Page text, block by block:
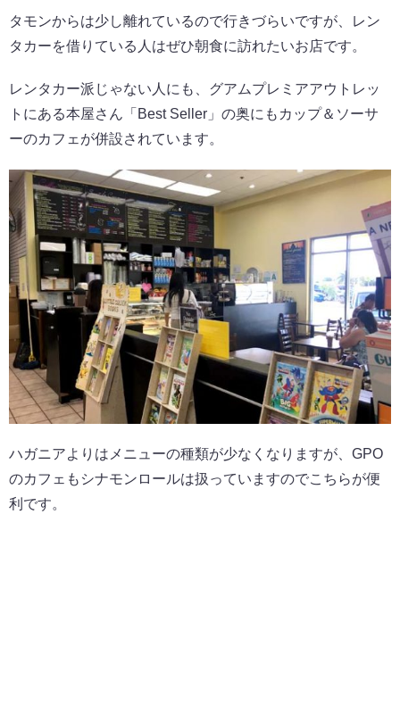
タモンからは少し離れているので行きづらいですが、レン
タカーを借りている人はぜひ朝食に訪れたいお店です。
レンタカー派じゃない人にも、グアムプレミアアウトレッ
トにある本屋さん「Best Seller」の奥にもカップ＆ソーサ
ーのカフェが併設されています。
ハガニアよりはメニューの種類が少なくなりますが、GPO
のカフェもシナモンロールは扱っていますのでこちらが便
利です。